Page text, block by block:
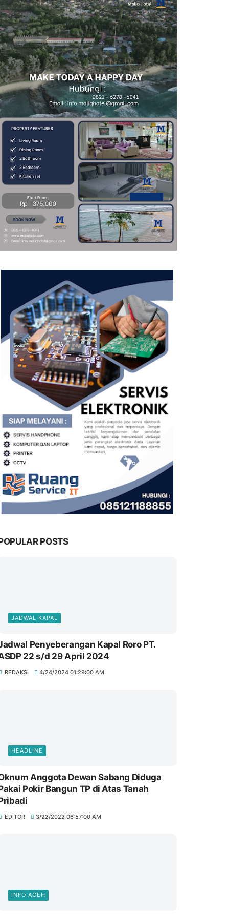
POSTS
JADWAL KAPAL
Penyeberangan Kapal Roro PT.
22 s/d 29 April 2024
REDAKSI 4/24/2024 01:29:00 AM
HEADLINE
Anggota Dewan Sabang Diduga
Pokir Bangun TP di Atas Tanah
EDITOR 3/22/2022 06:57:00 AM
INFO ACEH